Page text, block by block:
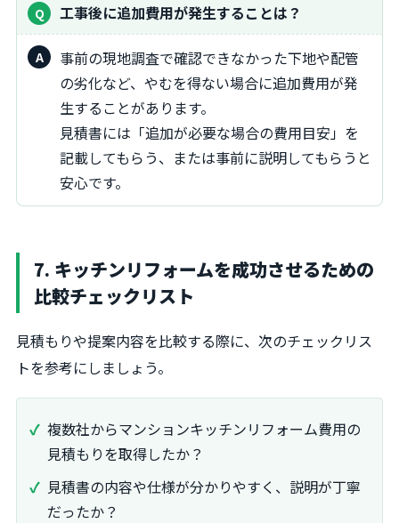
工事後に追加費用が発生することは？
事前の現地調査で確認できなかった下地や配管
の劣化など、やむを得ない場合に追加費用が発
生することがあります。
見積書には「追加が必要な場合の費用目安」を
記載してもらう、または事前に説明してもらうと
安心です。
7. キッチンリフォームを成功させるための
比較チェックリスト
見積もりや提案内容を比較する際に、次のチェックリス
トを参考にしましょう。
複数社からマンションキッチンリフォーム費用の
見積もりを取得したか？
見積書の内容や仕様が分かりやすく、説明が丁寧
だったか？